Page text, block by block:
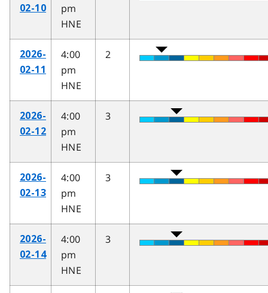
02-10
pm
HNE
2026-
02-11
4:00
pm
HNE
2
2026-
02-12
4:00
pm
HNE
3
2026-
02-13
4:00
pm
HNE
3
2026-
02-14
4:00
pm
HNE
3